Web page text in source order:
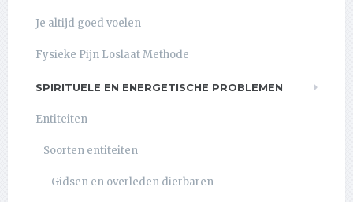
Je altijd goed voelen
Fysieke Pijn Loslaat Methode
SPIRITUELE EN ENERGETISCHE PROBLEMEN
Entiteiten
Soorten entiteiten
Gidsen en overleden dierbaren